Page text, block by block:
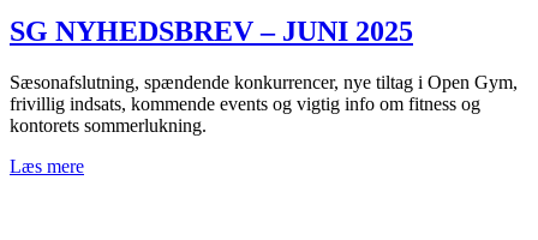
SG NYHEDSBREV – JUNI 2025
Sæsonafslutning, spændende konkurrencer, nye tiltag i Open Gym,
frivillig indsats, kommende events og vigtig info om fitness og
kontorets sommerlukning.
Læs mere